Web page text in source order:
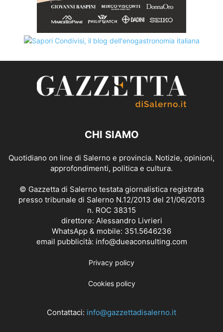
CHI SIAMO
Quotidiano on line di Salerno e provincia. Notizie, opinioni,
approfondimenti, politica e cultura.
© Gazzetta di Salerno testata giornalistica registrata
presso tribunale di Salerno N.12/2013 del 21/06/2013
n. ROC 38315
direttore: Alessandro Livrieri
WhatsApp & mobile: 351.5646236
email pubblicità: info@dueaconsulting.com
Privacy policy
Cookies policy
Contattaci: info@gazzettadisalerno.it